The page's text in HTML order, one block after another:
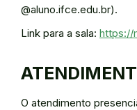
@aluno.ifce.edu.br).
Link para a sala: https://
O atendimento